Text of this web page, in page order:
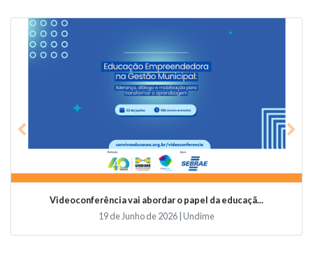
Videoconferência vai abordar o papel da educaçã...
19 de Junho de 2026 | Undime
Previous